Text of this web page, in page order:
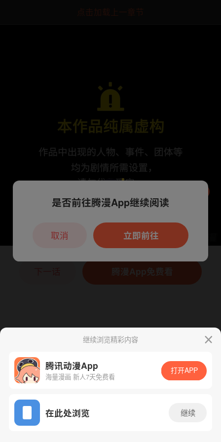
点击加载上一章节
App免费看
腾漫App免费看
继续浏览精彩内容
腾讯动漫App
海量漫画 新人7天免费看
打开APP
在此处浏览 继续
本章节仅支持App阅读，可打开App新用
户7天免费看
是否前往腾漫App继续阅读
立即前往
取消